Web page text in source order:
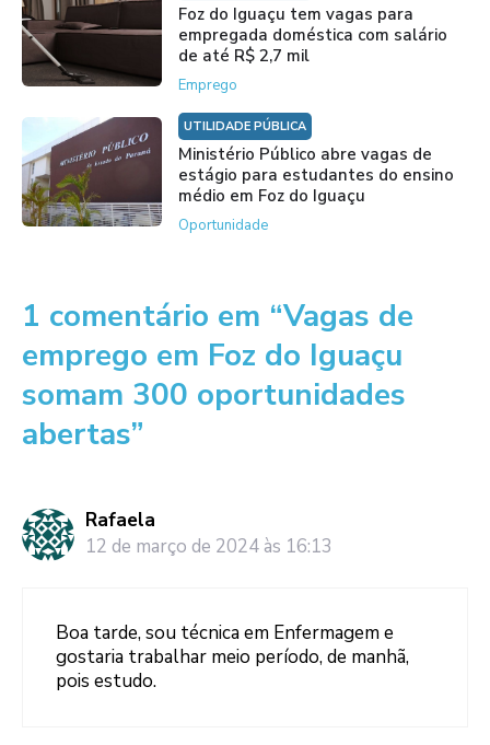
Foz do Iguaçu tem vagas para
empregada doméstica com salário
de até R$ 2,7 mil
Emprego
UTILIDADE PÚBLICA
Ministério Público abre vagas de
estágio para estudantes do ensino
médio em Foz do Iguaçu
Oportunidade
1 comentário em “Vagas de
emprego em Foz do Iguaçu
somam 300 oportunidades
abertas”
Rafaela
12 de março de 2024 às 16:13
Boa tarde, sou técnica em Enfermagem e
gostaria trabalhar meio período, de manhã,
pois estudo.